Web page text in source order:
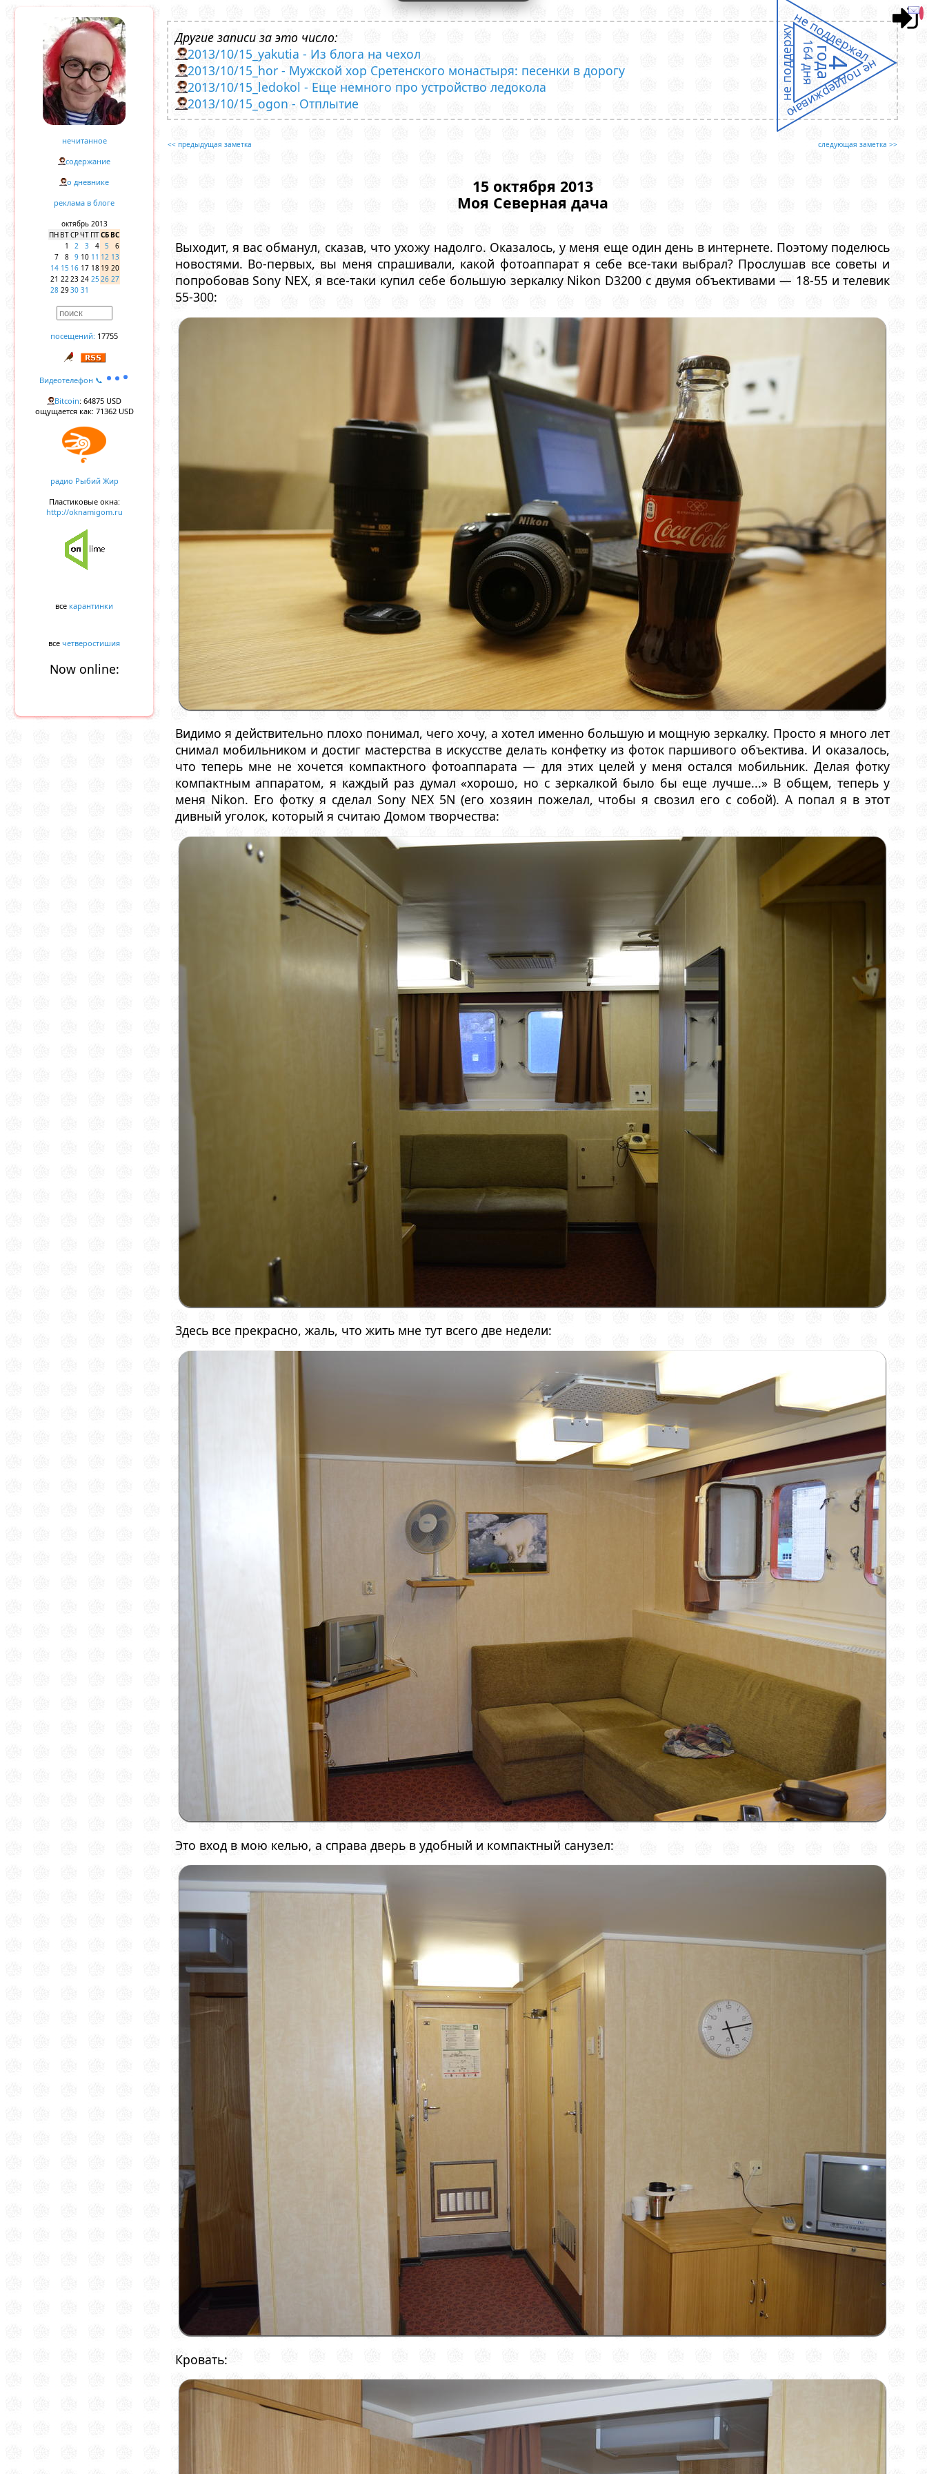
нечитанное
содержание
о дневнике
реклама в блоге
октябрь 2013
ПН ВТСРЧТ ПТСБВС
1
2 3 4 5
6
7
8 9 10 11 12 13
14 15 16 17 18 19 20
21 2223 24 2526 27
28 2930 31
посещений: 17755
Видеотелефон 📞
Bitcoin: 64875 USD
ощущается как: 71362 USD
радио Рыбий Жир
Пластиковые окна:
http://oknamigom.ru
все карантинки
все четверостишия
Now online:
Другие записи за это число:
2013/10/15_yakutia - Из блога на чехол
2013/10/15_hor - Мужской хор Сретенского монастыря: песенки в дорогу
2013/10/15_ledokol - Еще немного про устройство ледокола
2013/10/15_ogon - Отплытие
<< предыдущая заметка следующая заметка >>
15 октября 2013
Моя Северная дача
Выходит, я вас обманул, сказав, что ухожу надолго. Оказалось, у меня еще один день в интернете. Поэтому поделюсь
новостями. Во-первых, вы меня спрашивали, какой фотоаппарат я себе все-таки выбрал? Прослушав все советы и
попробовав Sony NEX, я все-таки купил себе большую зеркалку Nikon D3200 с двумя объективами — 18-55 и телевик
55-300:
Видимо я действительно плохо понимал, чего хочу, а хотел именно большую и мощную зеркалку. Просто я много лет
снимал мобильником и достиг мастерства в искусстве делать конфетку из фоток паршивого объектива. И оказалось,
что теперь мне не хочется компактного фотоаппарата — для этих целей у меня остался мобильник. Делая фотку
компактным аппаратом, я каждый раз думал «хорошо, но с зеркалкой было бы еще лучше...» В общем, теперь у
меня Nikon. Его фотку я сделал Sony NEX 5N (его хозяин пожелал, чтобы я свозил его с собой). А попал я в этот
дивный уголок, который я считаю Домом творчества:
Здесь все прекрасно, жаль, что жить мне тут всего две недели:
Это вход в мою келью, а справа дверь в удобный и компактный санузел:
Кровать:
не поддержал
не поддерживаю
не поддержу 4
года
164 дня